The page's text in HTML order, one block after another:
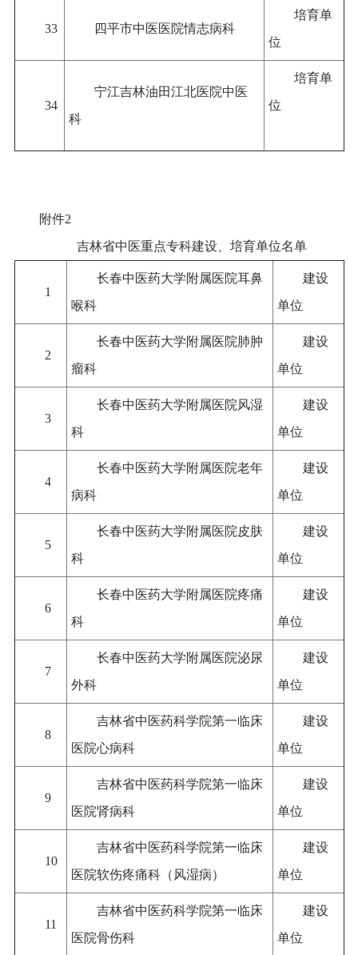
33 四平市中医医院情志病科
培育单
位
34
宁江吉林油田江北医院中医
科
培育单
位
附件2
吉林省中医重点专科建设、培育单位名单
1
长春中医药大学附属医院耳鼻
喉科
建设
单位
2
长春中医药大学附属医院肺肿
瘤科
建设
单位
3
长春中医药大学附属医院风湿
科
建设
单位
4
长春中医药大学附属医院老年
病科
建设
单位
5
长春中医药大学附属医院皮肤
科
建设
单位
6
长春中医药大学附属医院疼痛
科
建设
单位
7
长春中医药大学附属医院泌尿
外科
建设
单位
8
吉林省中医药科学院第一临床
医院心病科
建设
单位
9
吉林省中医药科学院第一临床
医院肾病科
建设
单位
10
吉林省中医药科学院第一临床
医院软伤疼痛科（风湿病）
建设
单位
11
吉林省中医药科学院第一临床
医院骨伤科
建设
单位